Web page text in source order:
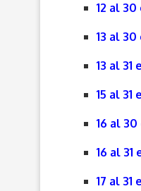
12 al
13 al
13 al 31
15 al 31
16 al
16 al 31
17 al 31